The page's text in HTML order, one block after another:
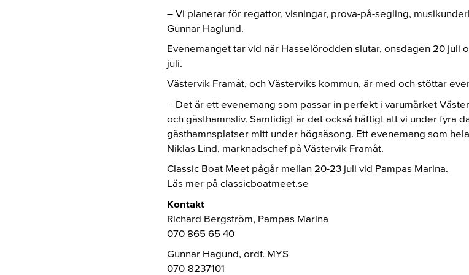
– Vi planerar för regattor, visningar, prova-på-segling,
Gunnar Haglund.
Evenemanget tar vid när Hasselörodden slutar, onsdagen 20 juli
juli.
Västervik Framåt, och Västerviks kommun, är med och stöttar
– Det är ett evenemang som passar in perfekt i varumärket
och gästhamnsliv. Samtidigt är det också häftigt att vi under fyra
gästhamnsplatser mitt under högsäsong. Ett evenemang som
Niklas Lind, marknadschef på Västervik Framåt.
Classic Boat Meet pågår mellan 20-23 juli vid Pampas Marina.
Läs mer på classicboatmeet.se
Kontakt
Richard Bergström, Pampas Marina
070 865 65 40
Gunnar Hagund, ordf. MYS
070-8237101